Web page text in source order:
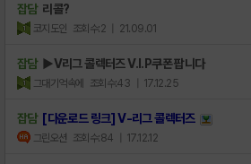
잡담 리콜?
코지도인 조회수:2 | 21.09.01
잡담 ▶V리그 콜렉터즈 V.I.P쿠폰 팝니다
그대기억속에 조회수:43 | 17.12.25
잡담 [다운로드 링크] V-리그 콜렉터즈
그린오션 조회수:84 | 17.12.12